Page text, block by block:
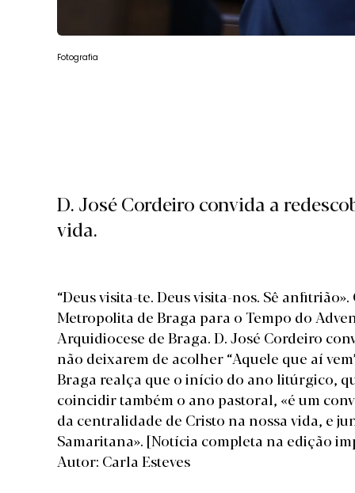
Fotografia
D. José Cordeiro convida a
vida.
“Deus visita-te. Deus visita-nos. Sê
Metropolita de Braga para o Tempo do
Arquidiocese de Braga. D. José Cordeiro
não deixarem de acolher “Aquele que aí
Braga realça que o início do ano litúrgico,
coincidir também o ano pastoral, «é um
da centralidade de Cristo na nossa vida, e
Samaritana». [Notícia completa na edição
Autor: Carla Esteves